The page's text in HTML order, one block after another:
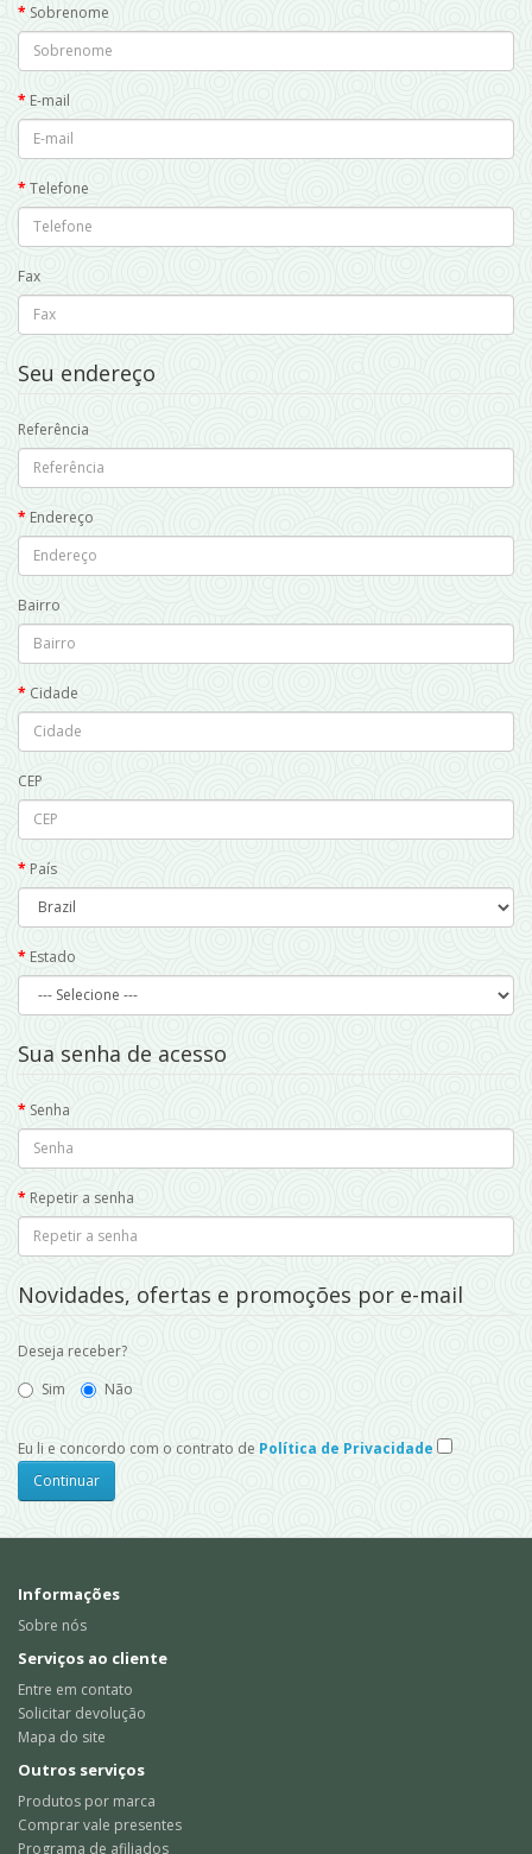
Sobrenome
E-mail
Telefone
Fax
Seu endereço
Referência
Endereço
Bairro
Cidade
CEP
País
Estado
Sua senha de acesso
Senha
Repetir a senha
Novidades, ofertas e promoções por e-mail
Deseja receber?
Sim
Não
Eu li e concordo com o contrato de Política de Privacidade
Informações
Sobre nós
Serviços ao cliente
Entre em contato
Solicitar devolução
Mapa do site
Outros serviços
Produtos por marca
Comprar vale presentes
Programa de afiliados